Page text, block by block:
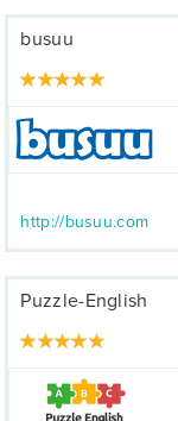
busuu
http://busuu.com
Puzzle-English